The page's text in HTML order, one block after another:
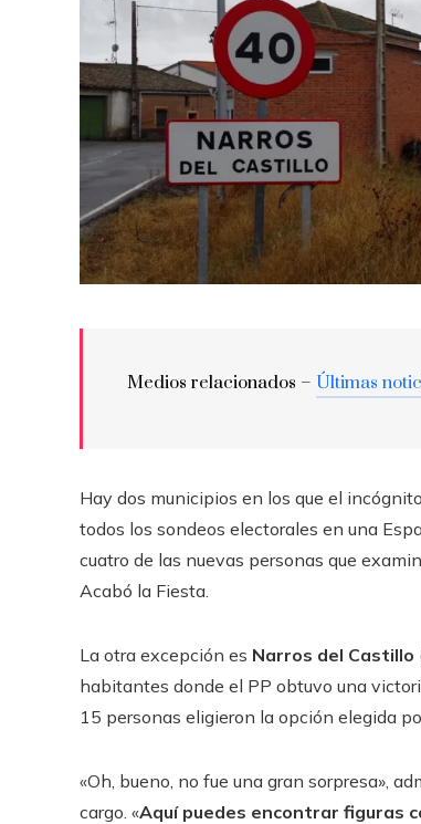
Medios relacionados – Últimas
Hay dos municipios en los que el
todos los sondeos electorales en una
cuatro de las nuevas personas que
Acabó la Fiesta.
La otra excepción es Narros del Castillo
habitantes donde el PP obtuvo una
15 personas eligieron la opción elegida
«Oh, bueno, no fue una gran sorpresa»,
cargo. «Aquí puedes encontrar figuras